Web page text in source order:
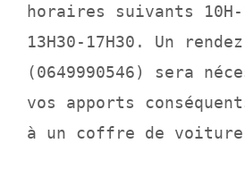
horaires suivants 10H-
13H30-17H30. Un
(0649990546) sera
vos apports
à un coffre de